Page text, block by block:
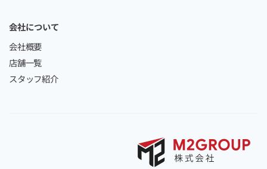
会社について
会社概要
店舗一覧
スタッフ紹介